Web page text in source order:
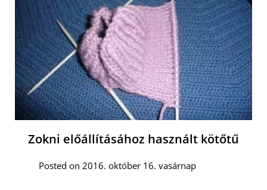
Zokni előállításához használt kötőtű
Posted on 2016. október 16. vasárnap